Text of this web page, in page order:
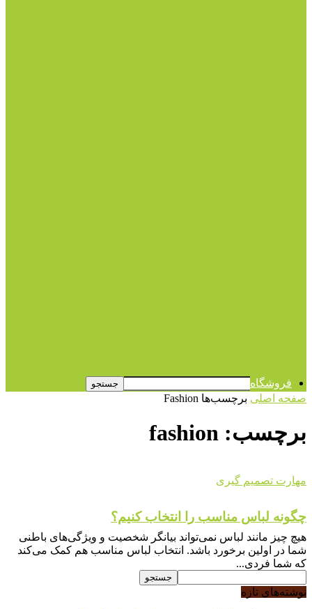
فروشگاه
صفحه اصلی برچسب‌ها Fashion
برچسب: fashion
مهارت تصمیم گیری
چگونه لباس مناسب را انتخاب کنیم؟
هیچ چیز مانند لباس نمی‌تواند بیانگر شخصیت و ویژگی‌های باطنی
شما در اولین برخورد باشد. انتخاب لباس مناسب هم کمک می‌کند
که شما فردی...
نوشته‌های تازه